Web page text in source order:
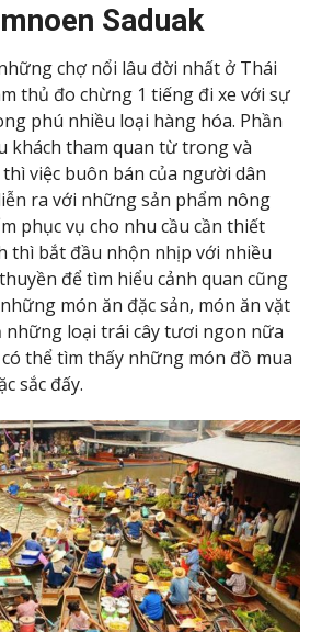
Saduak
chợ nổi lâu đời nhất ở Thái
thủ đo chừng 1 tiếng đi xe với sự
phú nhiều loại hàng hóa. Phần
khách tham quan từ trong và
việc buôn bán của người dân
ra với những sản phẩm nông
phục vụ cho nhu cầu cần thiết
thì bắt đầu nhộn nhịp với nhiều
để tìm hiểu cảnh quan cũng
món ăn đặc sản, món ăn vặt
những loại trái cây tươi ngon nữa
thể tìm thấy những món đồ mua
sắc đấy.